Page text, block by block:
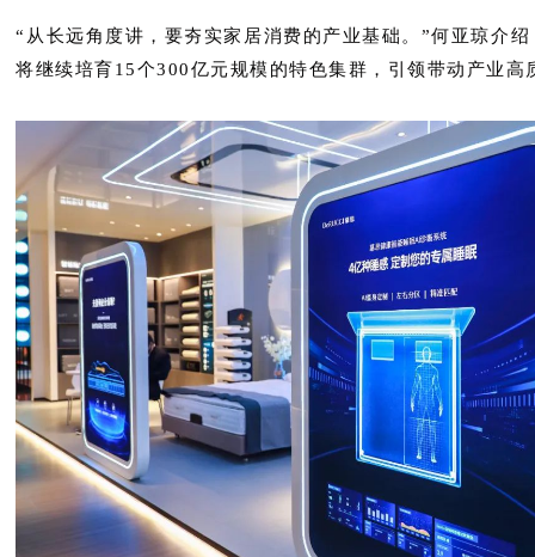
“从长远角度讲，要夯实家居消费的产业基础。”何亚琼介
将继续培育15个300亿元规模的特色集群，引领带动产业高